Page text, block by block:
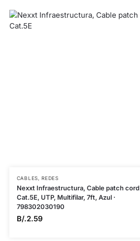
CABLES,REDES
Nexxt Infraestructura, Cable patch cord
Cat.5E, UTP, Multifilar, 7ft, Azul ·
798302030190
B/.2.59